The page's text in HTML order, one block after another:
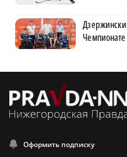
Оформить подписку